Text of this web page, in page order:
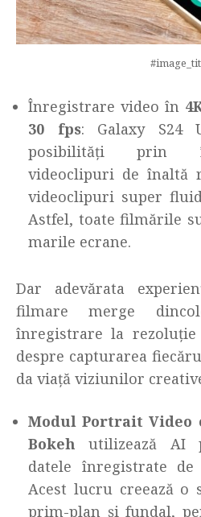
Înregistrare video în
30 fps: Galaxy S24
posibilități prin
videoclipuri de înaltă
videoclipuri super
Astfel, toate filmările
marile ecrane.
Dar adevărata
filmare merge
înregistrare la
despre capturarea
da viață viziunilor
Modul Portrait Video
Bokeh utilizează AI
datele înregistrate de
Acest lucru creează o
prim-plan și fundal,